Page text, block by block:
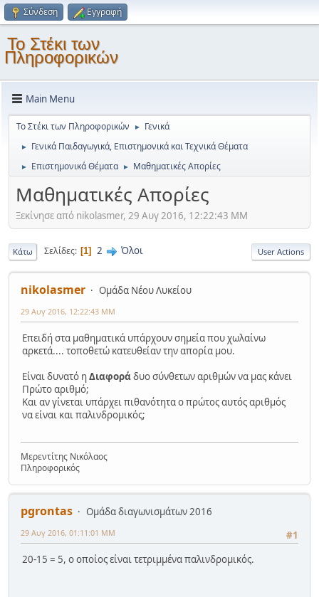
Σύνδεση Εγγραφή
Το Στέκι των
Πληροφορικών
Main Menu
Το Στέκι των Πληροφορικών ► Γενικά
► Γενικά Παιδαγωγικά, Επιστημονικά και Τεχνικά Θέματα
► Επιστημονικά Θέματα ► Μαθηματικές Απορίες
Μαθηματικές Απορίες
Ξεκίνησε από nikolasmer, 29 Αυγ 2016, 12:22:43 ΜΜ
Κάτω Σελίδες 1 2 Όλοι User Actions
nikolasmer Ομάδα Νέου Λυκείου
29 Αυγ 2016, 12:22:43 ΜΜ
Επειδή στα μαθηματικά υπάρχουν σημεία που χωλαίνω
αρκετά.... τοποθετώ κατευθείαν την απορία μου.
Είναι δυνατό ηΔιαφοράδυο σύνθετων αριθμών να μας κάνει
Πρώτο αριθμό;
Και αν γίνεται υπάρχει πιθανότητα ο πρώτος αυτός αριθμός
να είναι και παλινδρομικός;
Μερεντίτης Νικόλαος
Πληροφορικός
pgrontas
Ομάδα διαγωνισμάτων 2016
#1
29 Αυγ 2016, 01:11:01 ΜΜ
20-15 = 5, ο οποίος είναι τετριμμένα παλινδρομικός.